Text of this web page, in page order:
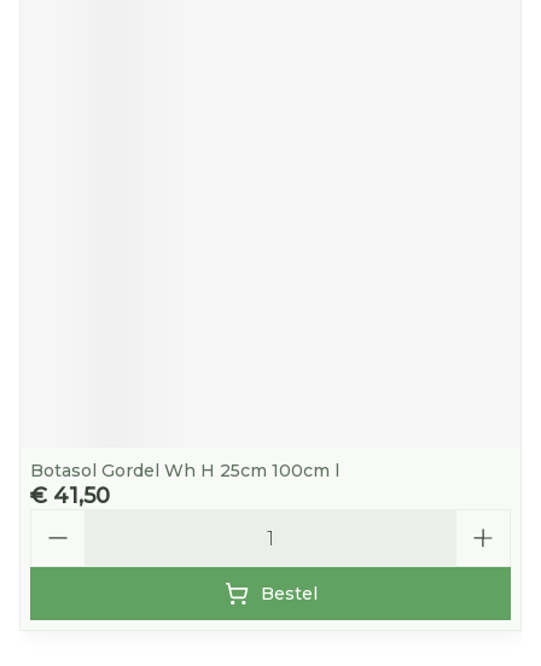
Botasol Gordel Wh H 25cm 100cm l
€ 41,50
Bestel